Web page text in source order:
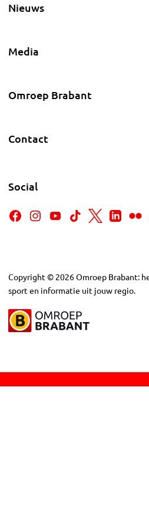
Nieuws
Media
Omroep Brabant
Contact
Social
Copyright © 2026Omroep Brabant:
sport en informatie uit jouw regio.